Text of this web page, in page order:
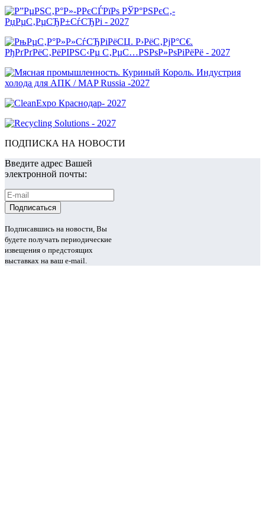
ПОДПИСКА НА НОВОСТИ
Введите адрес Вашей
электронной почты:
Подписавшись на новости, Вы
будете получать периодические
извещения о предстоящих
выставках на ваш e-mail.